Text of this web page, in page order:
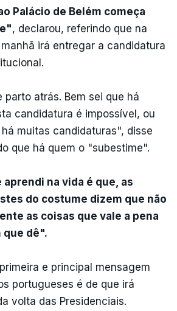
Palácio de Belém começa
, declarou, referindo que na
irá entregar a candidatura
parto atrás. Bem sei que há
candidatura é impossível, ou
muitas candidaturas", disse
que há quem o "subestime".
aprendi na vida é que, as
do costume dizem que não
as coisas que vale a pena
que dê".
e principal mensagem
portugueses é de que irá
volta das Presidenciais.